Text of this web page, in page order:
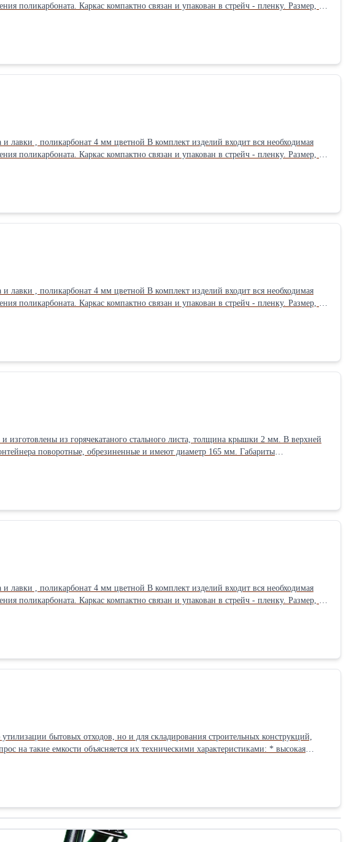
Каркас компактно связан и упакован в стрейч - пленку. Размер, м
Каркас компактно связан и упакован в стрейч - пленку. Размер, м
Каркас компактно связан и упакован в стрейч - пленку. Размер, м
Каркас компактно связан и упакован в стрейч - пленку. Размер, м
емкости объясняется их техническими характеристиками: * высокая
вместительность и грузоподъемность – можно хранить и перевозить мусор весом до
1360 мм; * надежное защитное покрытие, включающее 2 слоя грунтовки и 1 слой
пунктТип: Бункер-накопитель для ТБО Материал: Металл окрашенный Крышка: